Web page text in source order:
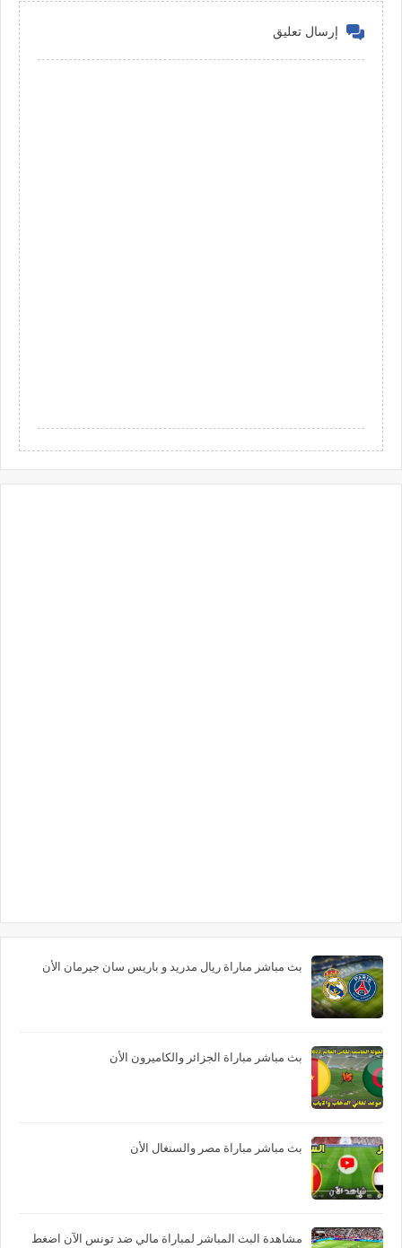
إرسال تعليق
بث مباشر مباراة ريال مدريد و باريس سان جيرمان الأن
بث مباشر مباراة الجزائر والكاميرون الأن
بث مباشر مباراة مصر والسنغال الأن
مشاهدة البث المباشر لمباراة مالي ضد تونس الآن اضغط